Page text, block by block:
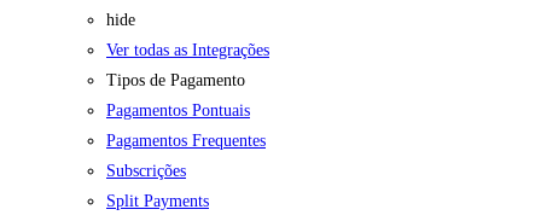
hide
Ver todas as Integrações
Tipos de Pagamento
Pagamentos Pontuais
Pagamentos Frequentes
Subscrições
Split Payments